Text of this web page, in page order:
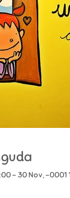
- 30 Nov, -0001